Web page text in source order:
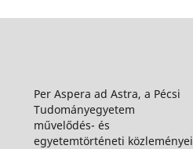
Per Aspera ad Astra, a Pécsi
Tudományegyetem
művelődés- és
egyetemtörténeti közleményei